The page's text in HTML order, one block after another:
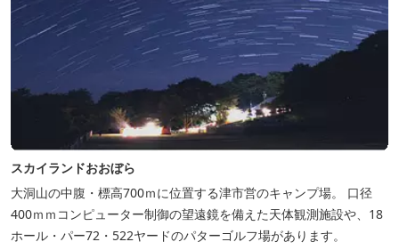
スカイランドおおぼら
大洞山の中腹・標高700ｍに位置する津市営のキャンプ場。 口径
400ｍｍコンピューター制御の望遠鏡を備えた天体観測施設や、18
ホール・パー72・522ヤードのパターゴルフ場があります。